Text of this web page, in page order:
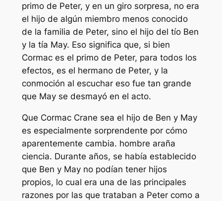
primo de Peter, y en un giro sorpresa, no era
el hijo de algún miembro menos conocido
de la familia de Peter, sino el hijo del tío Ben
y la tía May. Eso significa que, si bien
Cormac es el primo de Peter, para todos los
efectos, es el hermano de Peter, y la
conmoción al escuchar eso fue tan grande
que May se desmayó en el acto.
Que Cormac Crane sea el hijo de Ben y May
es especialmente sorprendente por cómo
aparentemente cambia. hombre araña
ciencia. Durante años, se había establecido
que Ben y May no podían tener hijos
propios, lo cual era una de las principales
razones por las que trataban a Peter como a